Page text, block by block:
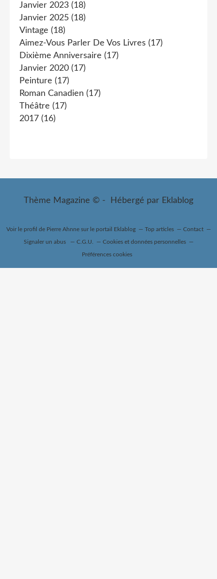
Janvier 2023 (18)
Janvier 2025 (18)
Vintage (18)
Aimez-Vous Parler De Vos Livres (17)
Dixième Anniversaire (17)
Janvier 2020 (17)
Peinture (17)
Roman Canadien (17)
Théâtre (17)
2017 (16)
Thème Magazine © - Hébergé par Eklablog
Voir le profil de Pierre Ahnnesur le portail Eklablog Top articles Contact
Signaler un abus C.G.U. Cookies et données personnelles
Préférences cookies